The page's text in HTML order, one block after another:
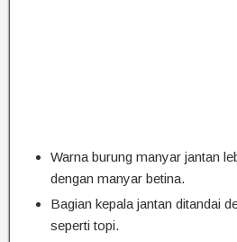
Warna burung manyar jantan
dengan manyar betina.
Bagian kepala jantan ditandai
seperti topi.